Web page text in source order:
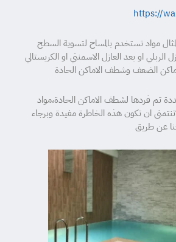
https://
مواد تستخدم بالمساح لتسوية السطح
الربلي او بعد العازل الاسمنتي او الكريستالي
الضعف وشطف الاماكن الحادة
تم فردها لشطف الاماكن الحادة،مواد
ان تكون هذه الخاطرة مفيدة وبرجاء
عن طريق